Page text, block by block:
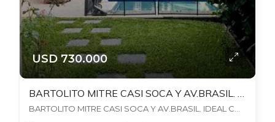
USD 730.000